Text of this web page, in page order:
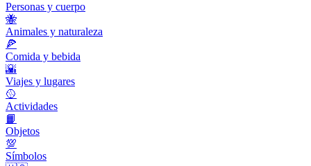
Personas y cuerpo
🐝
Animales y naturaleza
🍕
Comida y bebida
🌇
Viajes y lugares
🥎
Actividades
📙
Objetos
💯
Símbolos